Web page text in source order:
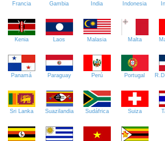
Francia Gambia India Indonesia
Kenia Laos Malasia Malta
Panamá Paraguay Perú Portugal
Sri Lanka Suazilandia Sudáfrica Suiza